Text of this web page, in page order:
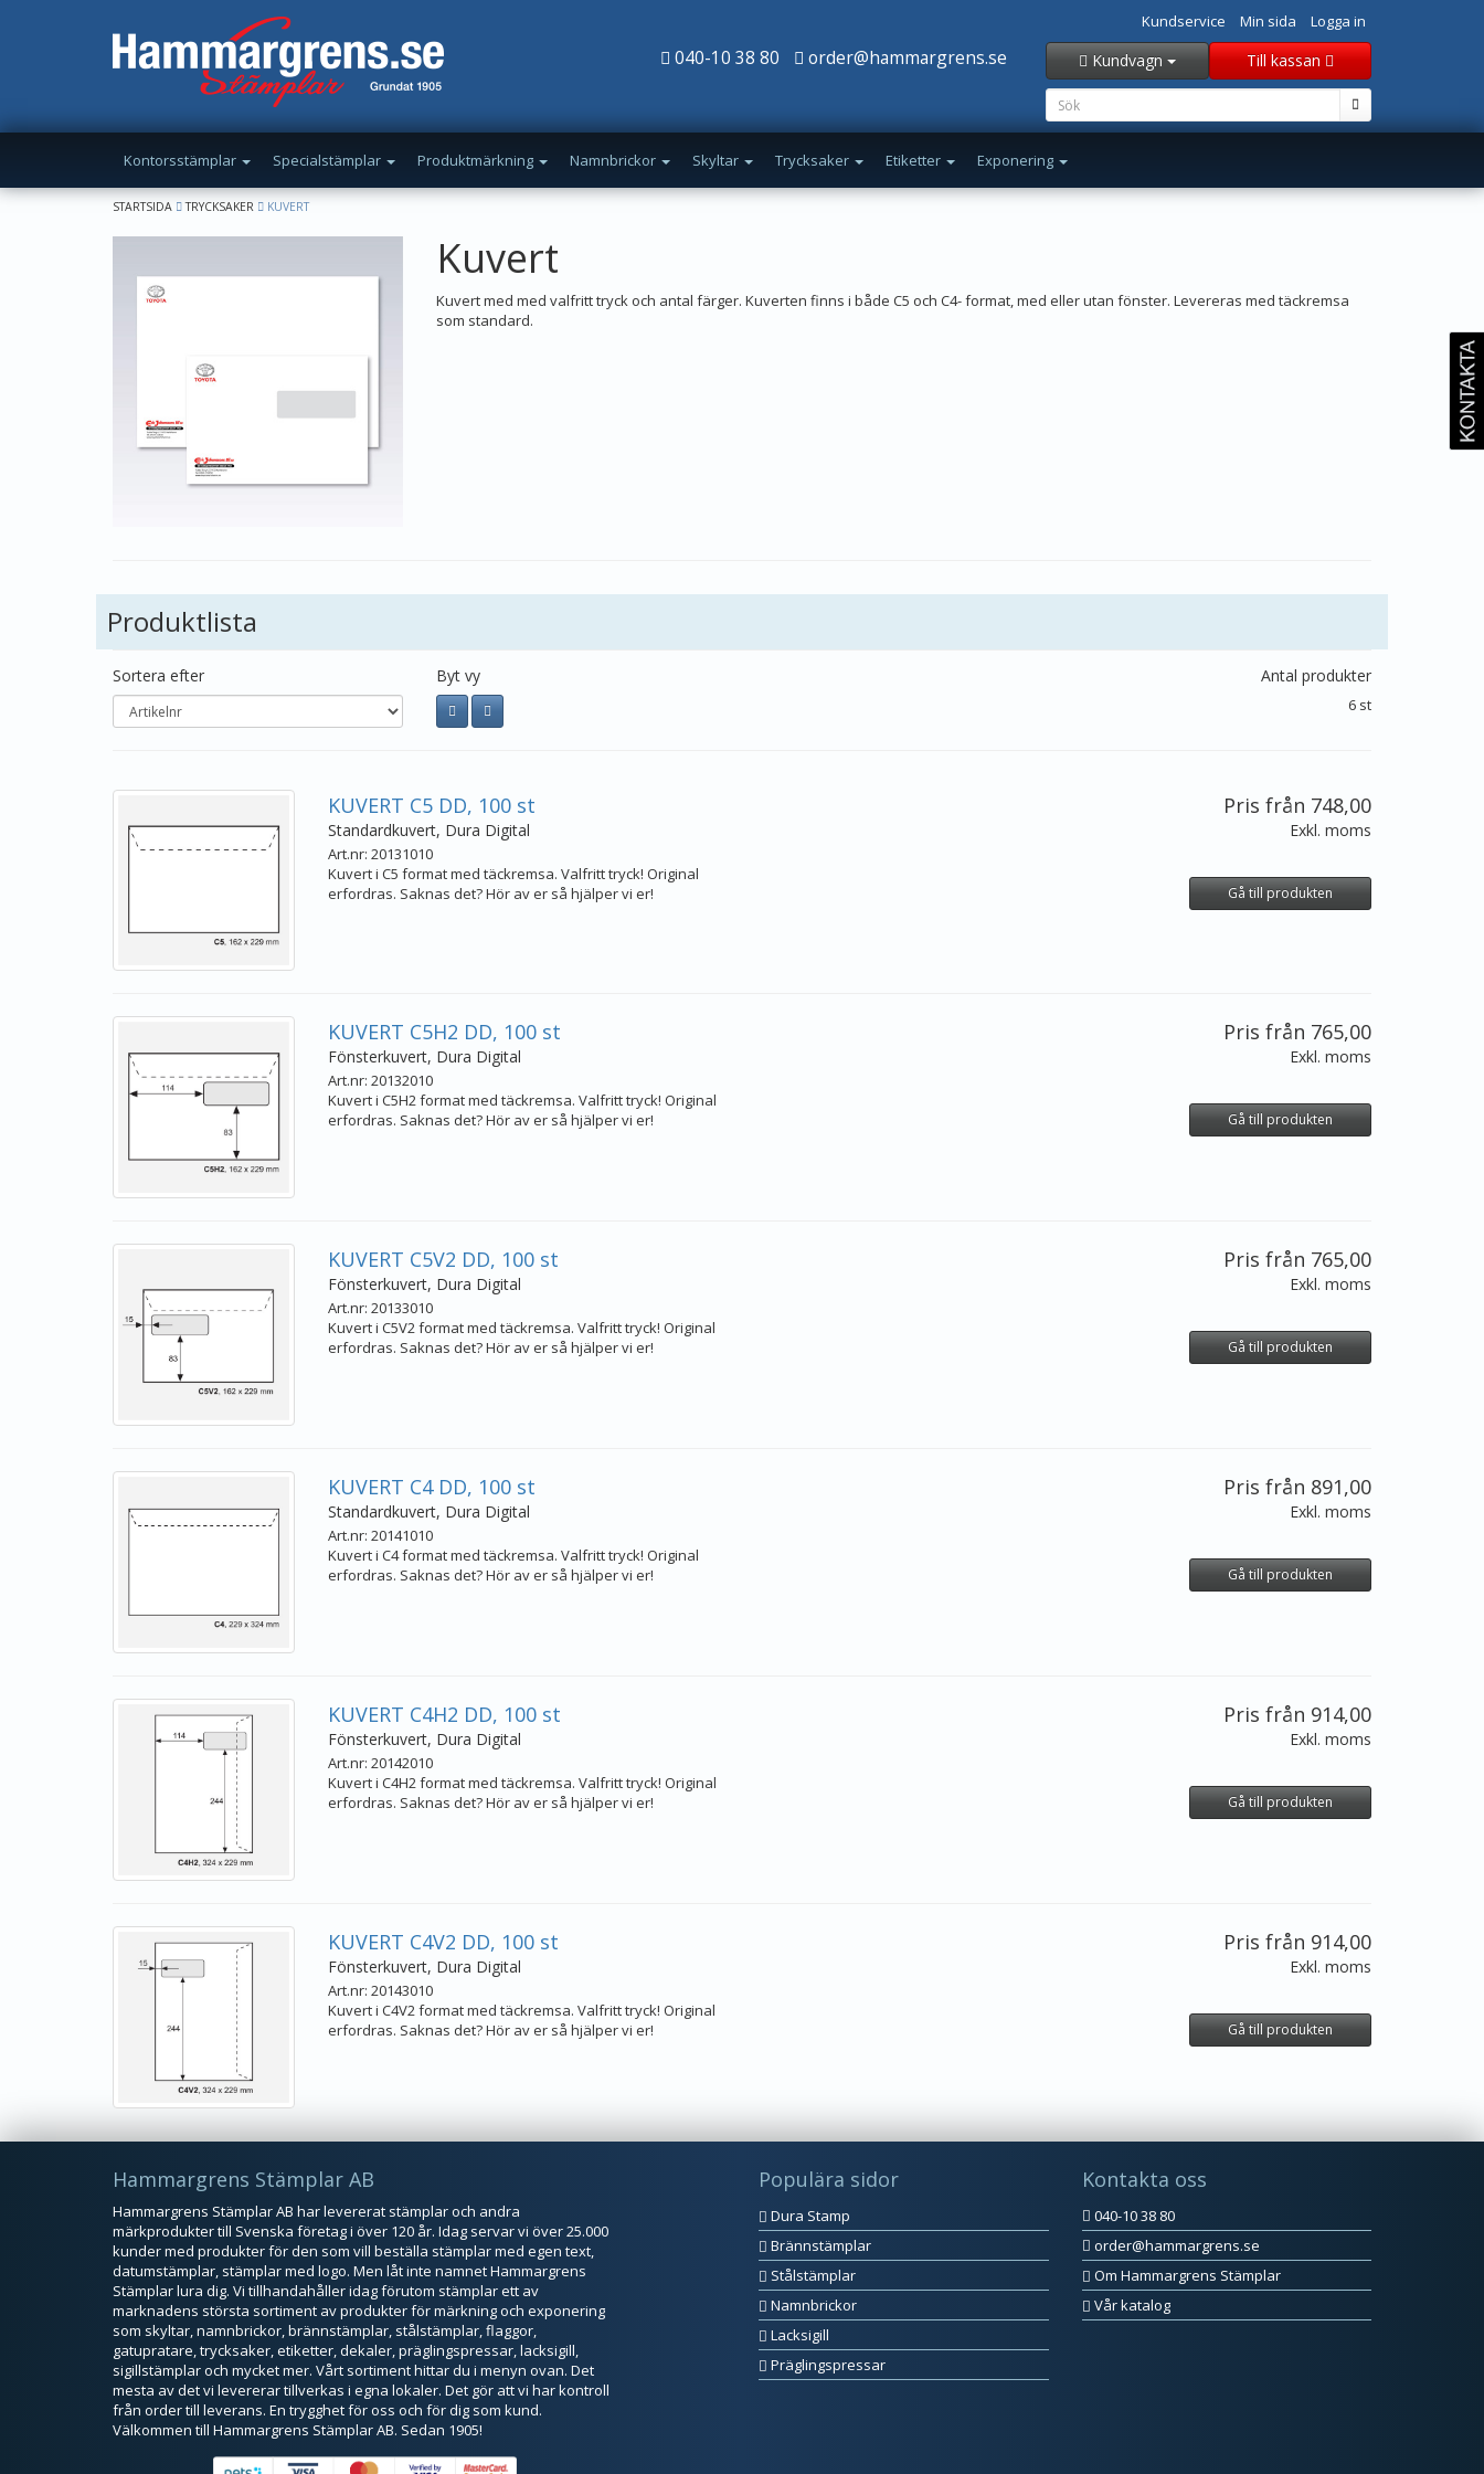
Kundservice Min sida Logga in
040-10 38 80 order@hammargrens.se Kundvagn Till kassan
Kontorsstämplar Specialstämplar Produktmärkning Namnbrickor Skyltar Trycksaker Etiketter Exponering
STARTSIDA TRYCKSAKER KUVERT
Kuvert
Kuvert med med valfritt tryck och antal färger. Kuverten finns i både C5 och C4- format, med eller utan fönster. Levereras med täckremsa
som standard.
Produktlista
Sortera efter Byt vy Antal produkter
6 st
KUVERT C5 DD, 100 st
Standardkuvert, Dura Digital
Art.nr: 20131010
Kuvert i C5 format med täckremsa. Valfritt tryck! Original
erfordras. Saknas det? Hör av er så hjälper vi er!
Pris från 748,00
Exkl. moms
Gå till produkten
KUVERT C5H2 DD, 100 st
Fönsterkuvert, Dura Digital
Art.nr: 20132010
Kuvert i C5H2 format med täckremsa. Valfritt tryck! Original
erfordras. Saknas det? Hör av er så hjälper vi er!
Pris från 765,00
Exkl. moms
Gå till produkten
KUVERT C5V2 DD, 100 st
Fönsterkuvert, Dura Digital
Art.nr: 20133010
Kuvert i C5V2 format med täckremsa. Valfritt tryck! Original
erfordras. Saknas det? Hör av er så hjälper vi er!
Pris från 765,00
Exkl. moms
Gå till produkten
KUVERT C4 DD, 100 st
Standardkuvert, Dura Digital
Art.nr: 20141010
Kuvert i C4 format med täckremsa. Valfritt tryck! Original
erfordras. Saknas det? Hör av er så hjälper vi er!
Pris från 891,00
Exkl. moms
Gå till produkten
KUVERT C4H2 DD, 100 st
Fönsterkuvert, Dura Digital
Art.nr: 20142010
Kuvert i C4H2 format med täckremsa. Valfritt tryck! Original
erfordras. Saknas det? Hör av er så hjälper vi er!
Pris från 914,00
Exkl. moms
Gå till produkten
KUVERT C4V2 DD, 100 st
Fönsterkuvert, Dura Digital
Art.nr: 20143010
Kuvert i C4V2 format med täckremsa. Valfritt tryck! Original
erfordras. Saknas det? Hör av er så hjälper vi er!
Pris från 914,00
Exkl. moms
Gå till produkten
Hammargrens Stämplar AB
Hammargrens Stämplar AB har levererat stämplar och andra
märkprodukter till Svenska företag i över 120 år. Idag servar vi över 25.000
kunder med produkter för den som vill beställa stämplar med egen text,
datumstämplar, stämplar med logo. Men låt inte namnet Hammargrens
Stämplar lura dig. Vi tillhandahåller idag förutom stämplar ett av
marknadens största sortiment av produkter för märkning och exponering
som skyltar, namnbrickor, brännstämplar, stålstämplar, flaggor,
gatupratare, trycksaker, etiketter, dekaler, präglingspressar, lacksigill,
sigillstämplar och mycket mer. Vårt sortiment hittar du i menyn ovan. Det
mesta av det vi levererar tillverkas i egna lokaler. Det gör att vi har kontroll
från order till leverans. En trygghet för oss och för dig som kund.
Välkommen till Hammargrens Stämplar AB. Sedan 1905!
Populära sidor
Dura Stamp
Brännstämplar
Stålstämplar
Namnbrickor
Lacksigill
Präglingspressar
Kontakta oss
040-10 38 80
order@hammargrens.se
Om Hammargrens Stämplar
Vår katalog